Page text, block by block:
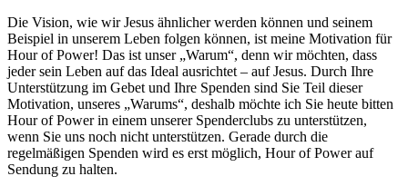
Die Vision, wie wir Jesus ähnlicher werden können und seinem
Beispiel in unserem Leben folgen können, ist meine Motivation für
Hour of Power! Das ist unser „Warum“, denn wir möchten, dass
jeder sein Leben auf das Ideal ausrichtet – auf Jesus. Durch Ihre
Unterstützung im Gebet und Ihre Spenden sind Sie Teil dieser
Motivation, unseres „Warums“, deshalb möchte ich Sie heute bitten
Hour of Power in einem unserer Spenderclubs zu unterstützen,
wenn Sie uns noch nicht unterstützen. Gerade durch die
regelmäßigen Spenden wird es erst möglich, Hour of Power auf
Sendung zu halten.